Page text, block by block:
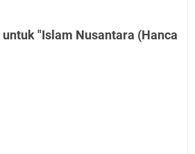
"Islam Nusantara (Hanca